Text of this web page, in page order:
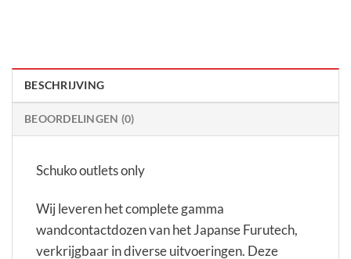
BESCHRIJVING
BEOORDELINGEN (0)
Schuko outlets only
Wij leveren het complete gamma
wandcontactdozen van het Japanse Furutech,
verkrijgbaar in diverse uitvoeringen. Deze